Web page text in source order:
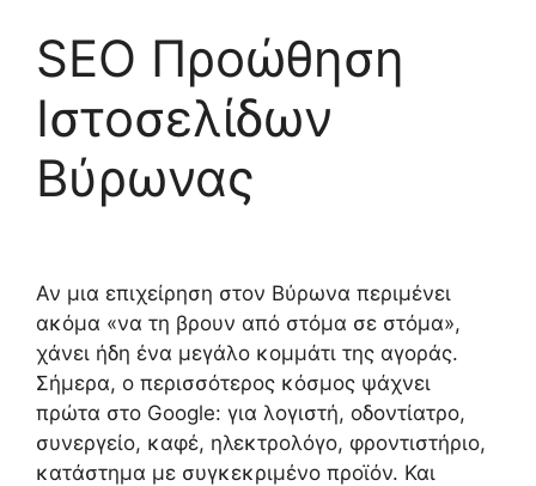
SEO Προώθηση
Ιστοσελίδων
Βύρωνας
Αν μια επιχείρηση στον Βύρωνα περιμένει
ακόμα «να τη βρουν από στόμα σε στόμα»,
χάνει ήδη ένα μεγάλο κομμάτι της αγοράς.
Σήμερα, ο περισσότερος κόσμος ψάχνει
πρώτα στο Google: για λογιστή, οδοντίατρο,
συνεργείο, καφέ, ηλεκτρολόγο, φροντιστήριο,
κατάστημα με συγκεκριμένο προϊόν. Και